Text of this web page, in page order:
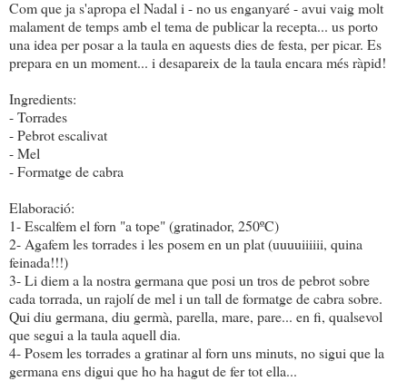
Com que ja s'apropa el Nadal i - no us enganyaré - avui vaig molt
malament de temps amb el tema de publicar la recepta... us porto
una idea per posar a la taula en aquests dies de festa, per picar. Es
prepara en un moment... i desapareix de la taula encara més ràpid!
Ingredients:
- Torrades
- Pebrot escalivat
- Mel
- Formatge de cabra
Elaboració:
1- Escalfem el forn "a tope" (gratinador, 250ºC)
2- Agafem les torrades i les posem en un plat (uuuuiiiiii, quina
feinada!!!)
3- Li diem a la nostra germana que posi un tros de pebrot sobre
cada torrada, un rajolí de mel i un tall de formatge de cabra sobre.
Qui diu germana, diu germà, parella, mare, pare... en fi, qualsevol
que segui a la taula aquell dia.
4- Posem les torrades a gratinar al forn uns minuts, no sigui que la
germana ens digui que ho ha hagut de fer tot ella...